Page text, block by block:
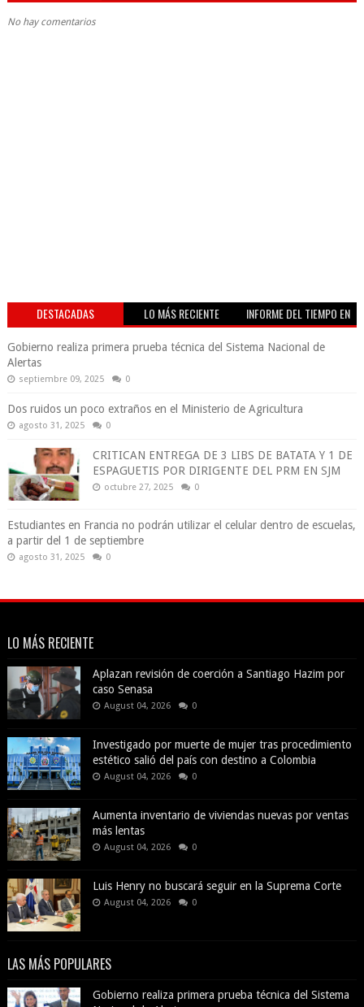
No hay comentarios
DESTACADAS LO MÁS RECIENTE
INFORME DEL TIEMPO EN
Gobierno realiza primera prueba técnica del Sistema Nacional de
Alertas
septiembre 09, 2025 0
Dos ruidos un poco extraños en el Ministerio de Agricultura
agosto 31, 2025 0
CRITICAN ENTREGA DE 3 LIBS DE BATATA Y 1 DE
ESPAGUETIS POR DIRIGENTE DEL PRM EN SJM
octubre 27, 2025 0
Estudiantes en Francia no podrán utilizar el celular dentro de escuelas,
a partir del 1 de septiembre
agosto 31, 2025 0
LO MÁS RECIENTE
Aplazan revisión de coerción a Santiago Hazim por
caso Senasa
August 04, 2026 0
Investigado por muerte de mujer tras procedimiento
estético salió del país con destino a Colombia
August 04, 2026 0
Aumenta inventario de viviendas nuevas por ventas
más lentas
August 04, 2026 0
Luis Henry no buscará seguir en la Suprema Corte
August 04, 2026 0
LAS MÁS POPULARES
Gobierno realiza primera prueba técnica del Sistema